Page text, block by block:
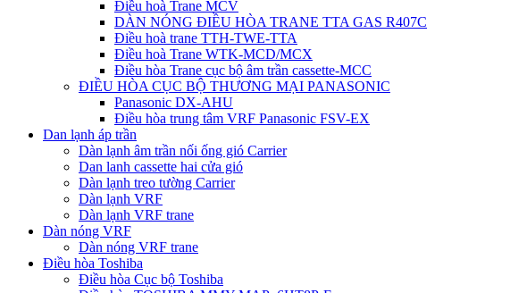
Điều hoà Trane MCV
DÀN NÓNG ĐIỀU HÒA TRANE TTA GAS R407C
Điều hoà trane TTH-TWE-TTA
Điều hoà Trane WTK-MCD/MCX
Điều hòa Trane cục bộ âm trần cassette-MCC
ĐIỀU HÒA CỤC BỘ THƯƠNG MẠI PANASONIC
Panasonic DX-AHU
Điều hòa trung tâm VRF Panasonic FSV-EX
Dan lạnh áp trần
Dàn lạnh âm trần nối ống gió Carrier
Dan lanh cassette hai cửa gió
Dàn lạnh treo tường Carrier
Dàn lạnh VRF
Dàn lạnh VRF trane
Dàn nóng VRF
Dàn nóng VRF trane
Điều hòa Toshiba
Điều hòa Cục bộ Toshiba